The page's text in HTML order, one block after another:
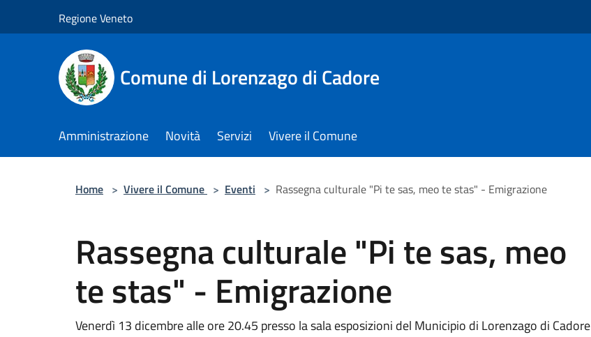
Regione Veneto
Comune di Lorenzago di Cadore
Amministrazione Novità Servizi Vivere il Comune
Home > Vivere il Comune > Eventi > Rassegna culturale "Pi te sas, meo te stas" - Emigrazione
Rassegna culturale "Pi te sas, meo
te stas" - Emigrazione
Venerdì 13 dicembre alle ore 20.45 presso la sala esposizioni del Municipio di Lorenzago di Cadore